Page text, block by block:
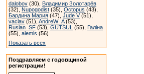
dalobov (30), Владимир Золотарёв
(32), Nupogodist (35), Octopus (43),
Бардина Мария (47), Jude V(51),
vaclav (51), AndreW_A(53),
Ruslan_SF (53), GUTSUL (55), Галіна
(55), alemis (56)
Показать всех
Поздравляем с годовщиной
регистрации!